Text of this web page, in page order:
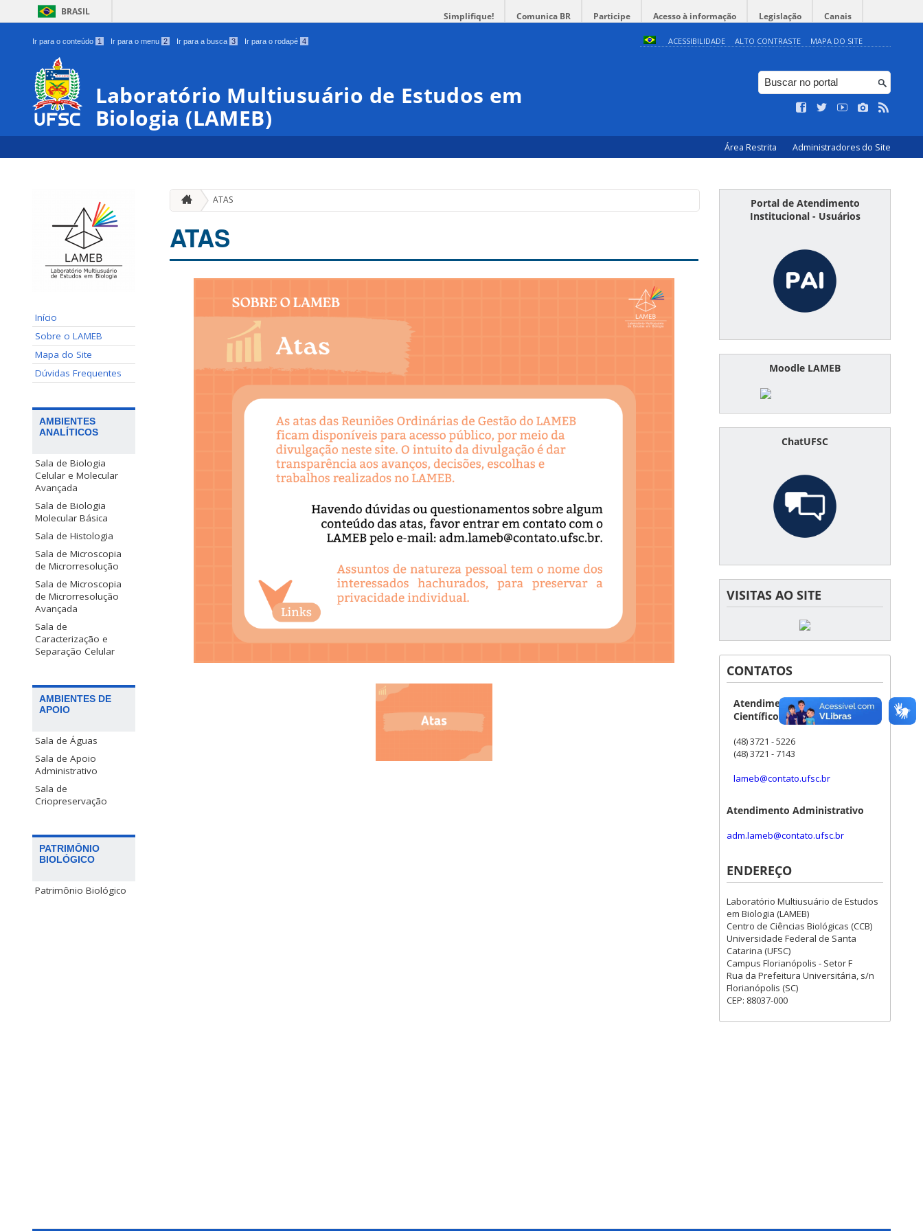
BRASIL Simplifique! Comunica BR Participe Acesso à informação Legislação Canais
Ir para o conteúdo 1 Ir para o menu 2 Ir para a busca 3 Ir para o rodapé 4 ACESSIBILIDADE ALTO CONTRASTE MAPA DO SITE
Laboratório Multiusuário de Estudos em
Biologia (LAMEB)
Área Restrita Administradores do Site
Início
Sobre o LAMEB
Mapa do Site
Dúvidas Frequentes
AMBIENTES
ANALÍTICOS
Sala de Biologia
Celular e Molecular
Avançada
Sala de Biologia
Molecular Básica
Sala de Histologia
Sala de Microscopia
de Microrresolução
Sala de Microscopia
de Microrresolução
Avançada
Sala de
Caracterização e
Separação Celular
AMBIENTES DE
APOIO
Sala de Águas
Sala de Apoio
Administrativo
Sala de
Criopreservação
PATRIMÔNIO
BIOLÓGICO
Patrimônio Biológico
ATAS
ATAS
Portal de Atendimento
Institucional - Usuários
Moodle LAMEB
ChatUFSC
VISITAS AO SITE
CONTATOS
Atendimento Técnico-
Científico
(48) 3721 - 5226
(48) 3721 - 7143
lameb@contato.ufsc.br
Atendimento Administrativo
adm.lameb@contato.ufsc.br
ENDEREÇO
Laboratório Multiusuário de Estudos
em Biologia (LAMEB)
Centro de Ciências Biológicas (CCB)
Universidade Federal de Santa
Catarina (UFSC)
Campus Florianópolis - Setor F
Rua da Prefeitura Universitária, s/n
Florianópolis (SC)
CEP: 88037-000